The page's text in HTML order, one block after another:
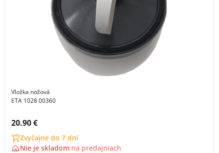
Vložka nožová
ETA 1028 00360
Cena s DPH:
20.90 €
Zvyčajne do 7 dní
Nie je skladom na predajniach